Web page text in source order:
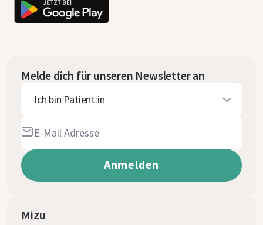
Melde dich für unseren Newsletter an
Ich bin Patient:in
Mizu